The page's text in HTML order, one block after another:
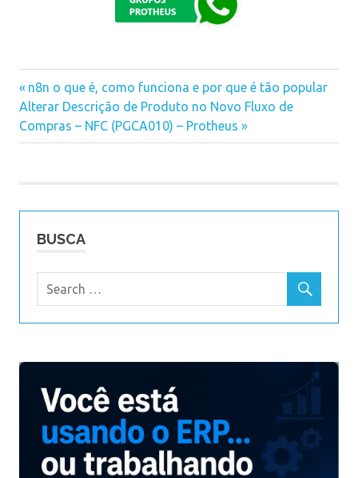
Navegação
de
Previous
Post:
n8n o que é, como funciona e por que é tão popular
Next
Post:
Alterar Descrição de Produto no Novo Fluxo de
Compras – NFC (PGCA010) – Protheus
BUSCA